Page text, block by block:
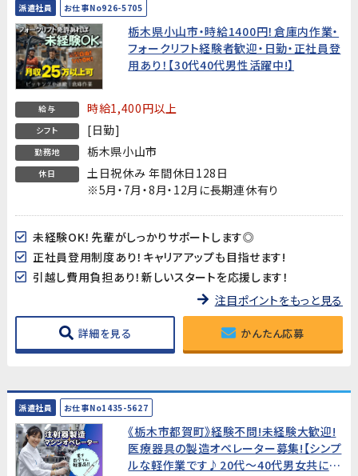
派遣社員 お仕事No926-5705
栃木県小山市・時給1400円！倉庫内作業・
フォークリフト経験者歓迎・日勤・正社員登
用あり！【30代40代男性活躍中!】
給与 時給1,400円以上
シフト [日勤]
勤務地 栃木県小山市
休日
土日祝休み 年間休日128日
※5月・7月・8月・12月に長期連休有り
未経験OK！先輩がしっかりサポートします◎
正社員登用制度あり！キャリアアップも目指せます!
引越し費用負担あり！新しいスタートを応援します！
注目ポイントをもっと見る
詳細を見る かんたん応募
派遣社員 お仕事No1435-5627
《栃木市都賀町》経験不問!未経験大歓迎!
医療器具の製造オペレーター募集!【シンプ
ルな軽作業です♪20代～40代男女共に活